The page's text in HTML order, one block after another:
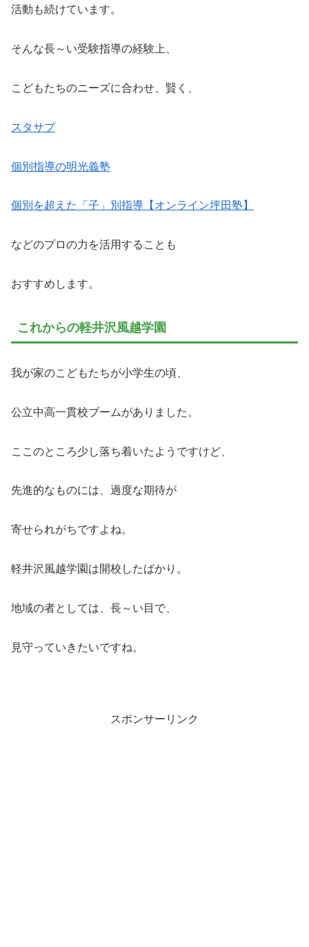
活動も続けています。
そんな長～い受験指導の経験上、
こどもたちのニーズに合わせ、賢く、
スタサプ
個別指導の明光義塾
個別を超えた「子」別指導【オンライン坪田塾】
などのプロの力を活用することも
おすすめします。
これからの軽井沢風越学園
我が家のこどもたちが小学生の頃、
公立中高一貫校ブームがありました。
ここのところ少し落ち着いたようですけど、
先進的なものには、過度な期待が
寄せられがちですよね。
軽井沢風越学園は開校したばかり。
地域の者としては、長～い目で、
見守っていきたいですね。
スポンサーリンク